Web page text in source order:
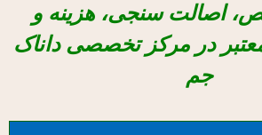
اصالت‌ سنجی، هزینه و
در مرکز تخصصی داناک
جم